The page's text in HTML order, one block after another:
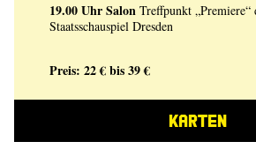
19.00 UhrSalon Treffpunkt „Premiere“
Staatsschauspiel Dresden
Preis: 22 € bis 39 €
KARTEN